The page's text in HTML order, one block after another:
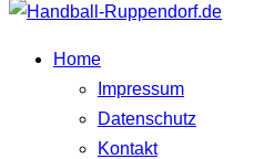
Home
Impressum
Datenschutz
Kontakt